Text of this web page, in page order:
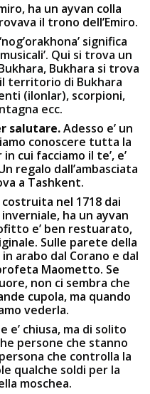
ha un ayvan colla
il trono dell’Emiro.
significa
Qui si trova un
Bukhara si trova
territorio di Bukhara
(ilonlar), scorpioni,
ecc.
salutare.Adesso e’ un
conoscere tutta la
cui facciamo il te’, e’
regalo dall’ambasciata
a Tashkent.
costruita nel 1718 dai
ha un ayvan
e’ ben restuarato,
Sulle parete della
arabo dal Corano e dal
Maometto. Se
non ci sembra che
cupola, ma quando
vederla.
e’ chiusa, ma di solito
persone che stanno
persona che controlla la
qualche soldi per la
moschea.